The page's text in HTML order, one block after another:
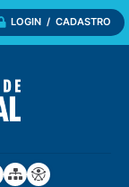
LOGIN / CADASTRO